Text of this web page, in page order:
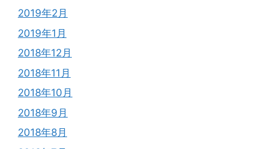
2019年2月
2019年1月
2018年12月
2018年11月
2018年10月
2018年9月
2018年8月